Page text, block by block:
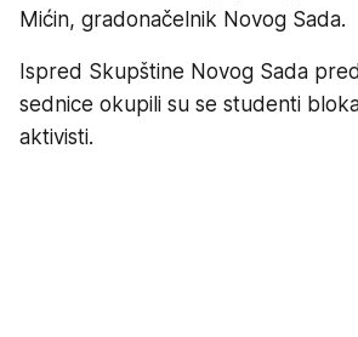
Mićin, gradonačelnik Novog Sada.
Ispred Skupštine Novog Sada
sednice okupili su se studenti
aktivisti.